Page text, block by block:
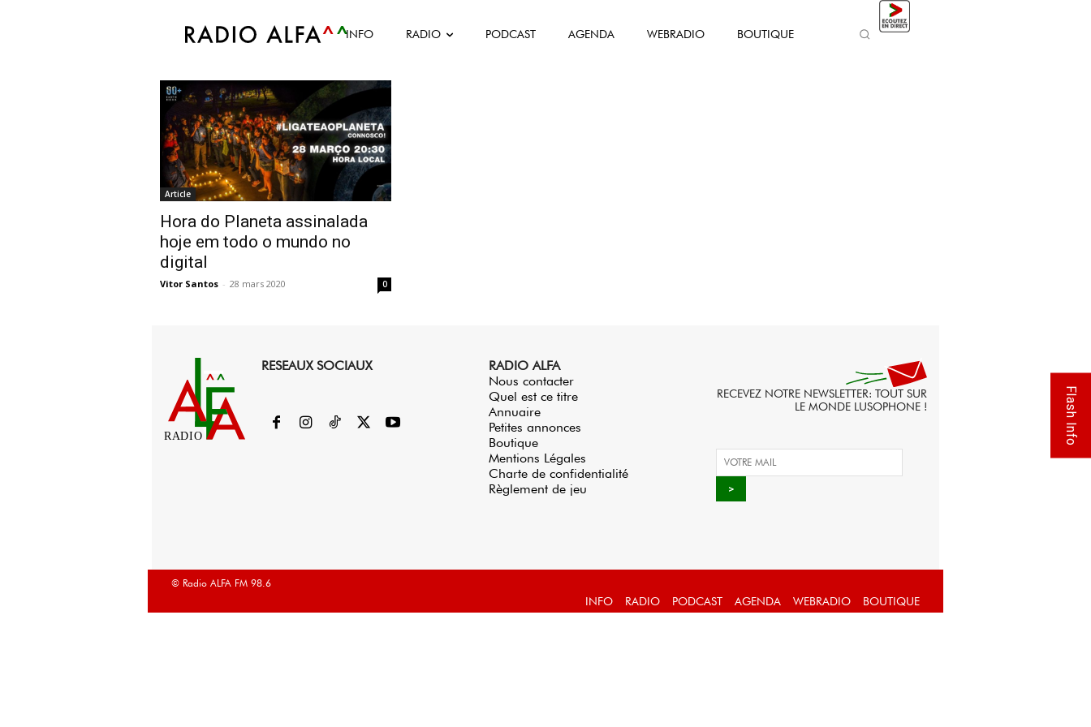
INFO RADIO PODCAST AGENDA WEBRADIO BOUTIQUE
Accueil Tags #connect2earth
Tag: #connect2earth
Article
Hora do Planeta assinalada
hoje em todo o mundo no
digital
Vitor Santos - 28 mars 2020 0
RADIO
RESEAUX SOCIAUX
RADIO ALFA
Nous contacter
Quel est ce titre
Annuaire
Petites annonces
Boutique
Mentions Légales
Charte de confidentialité
Règlement de jeu
RECEVEZ NOTRE NEWSLETTER: TOUT SUR
LE MONDE LUSOPHONE !
© Radio ALFA FM 98.6
INFO RADIO PODCAST AGENDA WEBRADIO BOUTIQUE
Flash Info